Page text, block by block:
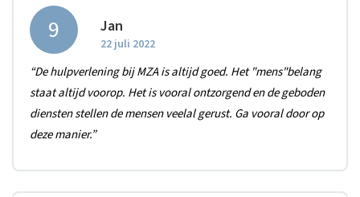
9 Jan
22 juli 2022
“De hulpverlening bij MZA is altijd goed. Het "mens"belang
staat altijd voorop. Het is vooral ontzorgend en de geboden
diensten stellen de mensen veelal gerust. Ga vooral door op
deze manier.”